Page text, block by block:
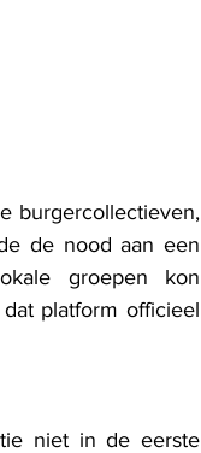
burgercollectieven,
de nood aan een
groepen kon
platform officieel
niet in de eerste